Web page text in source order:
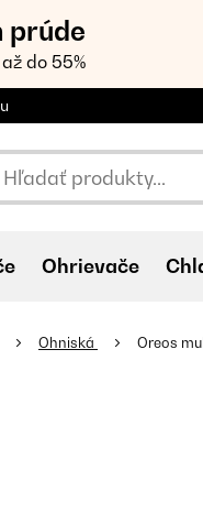
prúde
do 55%
Ohrievače
Ohniská Oreos